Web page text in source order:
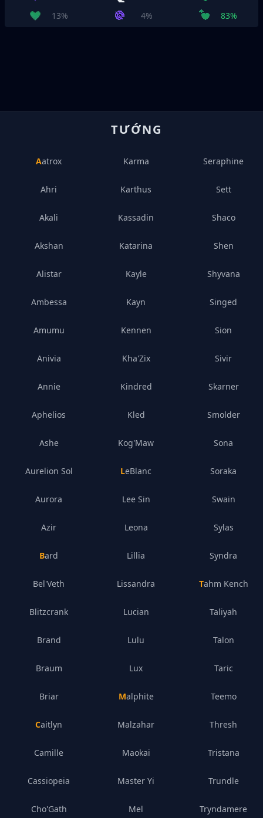
13%
4% 83%
TƯỚNG
Aatrox
Ahri
Akali
Akshan
Alistar
Ambessa
Amumu
Anivia
Annie
Aphelios
Ashe
Aurelion Sol
Aurora
Azir
Bard
Bel'Veth
Blitzcrank
Brand
Braum
Briar
Caitlyn
Camille
Cassiopeia
Cho'Gath
Karma
Karthus
Kassadin
Katarina
Kayle
Kayn
Kennen
Kha'Zix
Kindred
Kled
Kog'Maw
LeBlanc
Lee Sin
Leona
Lillia
Lissandra
Lucian
Lulu
Lux
Malphite
Malzahar
Maokai
Master Yi
Mel
Seraphine
Sett
Shaco
Shen
Shyvana
Singed
Sion
Sivir
Skarner
Smolder
Sona
Soraka
Swain
Sylas
Syndra
Tahm Kench
Taliyah
Talon
Taric
Teemo
Thresh
Tristana
Trundle
Tryndamere